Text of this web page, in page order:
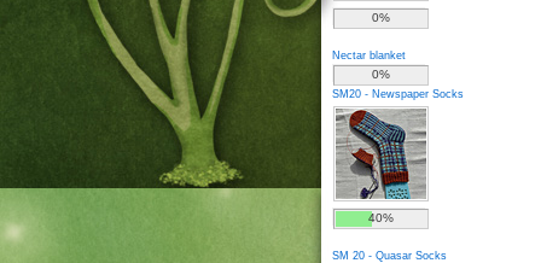
0%
Nectar blanket
0%
SM20 - Newspaper Socks
40%
SM 20 - Quasar Socks